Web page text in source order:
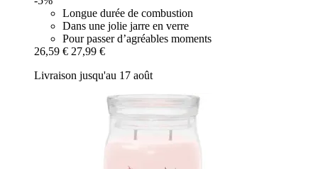
Longue durée de combustion
Dans une jolie jarre en verre
Pour passer d’agréables moments
26,59 € 27,99 €
Livraison jusqu'au 17 août